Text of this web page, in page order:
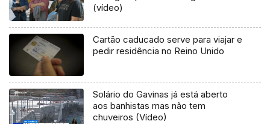
(vídeo)
Cartão caducado serve para viajar e
pedir residência no Reino Unido
Solário do Gavinas já está aberto
aos banhistas mas não tem
chuveiros (Vídeo)